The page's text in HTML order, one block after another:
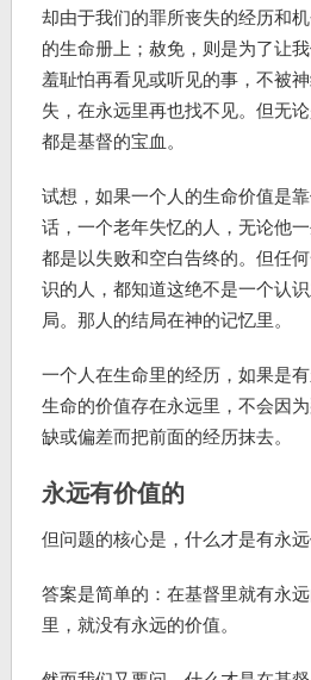
却由于我们的罪所丧失的经历和
的生命册上；赦免，则是为了让
羞耻怕再看见或听见的事，不被
失，在永远里再也找不见。但无
都是基督的宝血。
试想，如果一个人的生命价值是
话，一个老年失忆的人，无论他
都是以失败和空白告终的。但任
识的人，都知道这绝不是一个认
局。那人的结局在神的记忆里。
一个人在生命里的经历，如果是
生命的价值存在永远里，不会因
缺或偏差而把前面的经历抹去。
永远有价值的
但问题的核心是，什么才是有永
答案是简单的：在基督里就有永
里，就没有永远的价值。